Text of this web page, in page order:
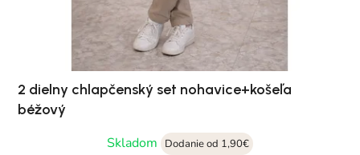
2 dielny chlapčenský set nohavice+košeľa
béžový
Skladom
Dodanie od 1,90€